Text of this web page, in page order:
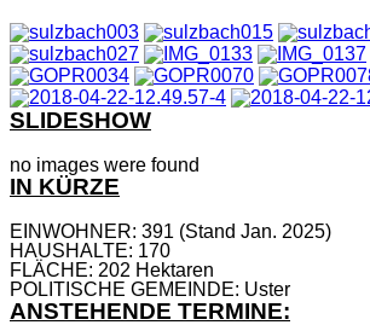
SLIDESHOW
no images were found
IN KÜRZE
EINWOHNER: 391 (Stand Jan. 2025)
HAUSHALTE: 170
FLÄCHE: 202 Hektaren
POLITISCHE GEMEINDE: Uster
ANSTEHENDE TERMINE: